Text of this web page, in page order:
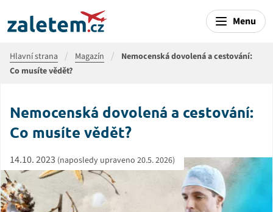
Menu
Hlavní strana Magazín
Nemocenská dovolená a cestování:
Co musíte vědět?
Nemocenská dovolená a cestování:
Co musíte vědět?
14.10. 2023 (naposledy upraveno 20.5. 2026)